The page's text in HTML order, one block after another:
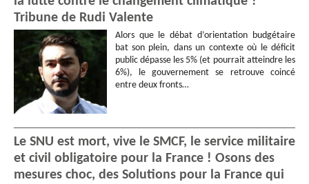
Tribune de Rudi Valente
Alors que le débat d’orientation budgétaire
bat son plein, dans un contexte où le déficit
public dépasse les 5% (et pourrait atteindre les
6%), le gouvernement se retrouve coincé
entre deux fronts…
Le SNU est mort, vive le SMCF, le service militaire
et civil obligatoire pour la France ! Osons des
mesures choc, des Solutions pour la France qui